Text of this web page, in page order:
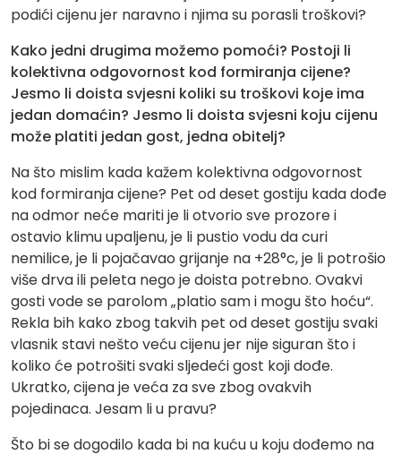
podići cijenu jer naravno i njima su porasli troškovi?
Kako jedni drugima možemo pomoći? Postoji li
kolektivna odgovornost kod formiranja cijene?
Jesmo li doista svjesni koliki su troškovi koje ima
jedan domaćin? Jesmo li doista svjesni koju cijenu
može platiti jedan gost, jedna obitelj?
Na što mislim kada kažem kolektivna odgovornost
kod formiranja cijene? Pet od deset gostiju kada dođe
na odmor neće mariti je li otvorio sve prozore i
ostavio klimu upaljenu, je li pustio vodu da curi
nemilice, je li pojačavao grijanje na +28°c, je li potrošio
više drva ili peleta nego je doista potrebno. Ovakvi
gosti vode se parolom „platio sam i mogu što hoću“.
Rekla bih kako zbog takvih pet od deset gostiju svaki
vlasnik stavi nešto veću cijenu jer nije siguran što i
koliko će potrošiti svaki sljedeći gost koji dođe.
Ukratko, cijena je veća za sve zbog ovakvih
pojedinaca. Jesam li u pravu?
Što bi se dogodilo kada bi na kuću u koju dođemo na